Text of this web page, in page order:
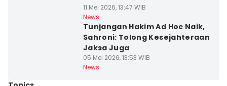
11 Mei 2026, 13:47 WIB
News
Tunjangan Hakim Ad Hoc Naik,
Sahroni: Tolong Kesejahteraan
Jaksa Juga
05 Mei 2026, 13:53 WIB
News